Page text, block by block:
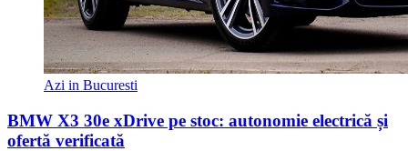
Azi in Bucuresti
BMW X3 30e xDrive pe stoc: autonomie electrică și
ofertă verificată